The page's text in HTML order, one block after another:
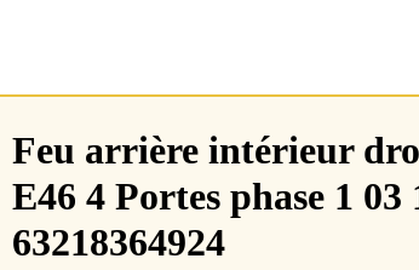
Feu arrière intérieur
E46 4 Portes phase 1 03
63218364924